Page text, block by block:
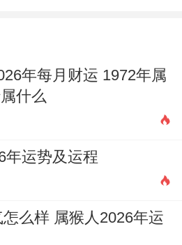
在南，鼠日冲马（甲
、结婚，祭祀、祈福，
解除，进人口、开市，
搬家，安门、栽种，开
亲友，起基、装修，盖
年每月财运 1972年属
什么
年运势及运程
么样 属猴人2026年运